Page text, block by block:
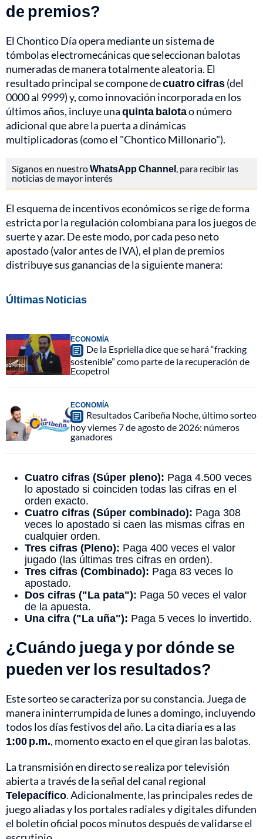
de premios?
El Chontico Día opera mediante un sistema de
tómbolas electromecánicas que seleccionan balotas
numeradas de manera totalmente aleatoria. El
resultado principal se compone decuatro cifras(del
0000 al 9999) y, como innovación incorporada en los
últimos años, incluye unaquinta balotao número
adicional que abre la puerta a dinámicas
multiplicadoras (como el "Chontico Millonario").
Síganos en nuestroWhatsApp Channel, para recibir las
noticias de mayor interés
El esquema de incentivos económicos se rige de forma
estricta por la regulación colombiana para los juegos de
suerte y azar. De este modo, por cada peso neto
apostado (valor antes de IVA), el plan de premios
distribuye sus ganancias de la siguiente manera:
Últimas Noticias
ECONOMÍA
De la Espriella dice que se hará “fracking
sostenible” como parte de la recuperación de
Ecopetrol
ECONOMÍA
Resultados Caribeña Noche, último sorteo
hoy viernes 7 de agosto de 2026: números
ganadores
Cuatro cifras (Súper pleno): Paga 4.500 veces
lo apostado si coinciden todas las cifras en el
orden exacto.
Cuatro cifras (Súper combinado): Paga 308
veces lo apostado si caen las mismas cifras en
cualquier orden.
Tres cifras (Pleno): Paga 400 veces el valor
jugado (las últimas tres cifras en orden).
Tres cifras (Combinado): Paga 83 veces lo
apostado.
Dos cifras ("La pata"): Paga 50 veces el valor
de la apuesta.
Una cifra ("La uña"): Paga 5 veces lo invertido.
¿Cuándo juega y por dónde se
pueden ver los resultados?
Este sorteo se caracteriza por su constancia. Juega de
manera ininterrumpida de lunes a domingo, incluyendo
todos los días festivos del año. La cita diaria es a las
1:00 p.m., momento exacto en el que giran las balotas.
La transmisión en directo se realiza por televisión
abierta a través de la señal del canal regional
Telepacífico. Adicionalmente, las principales redes de
juego aliadas y los portales radiales y digitales difunden
el boletín oficial pocos minutos después de validarse el